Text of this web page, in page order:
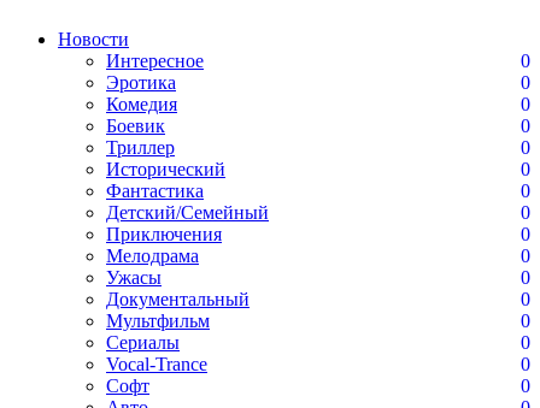
Новости
Интересное
0
Эротика
0
Комедия
0
Боевик
0
Триллер
0
Исторический
0
Фантастика
0
Детский/Семейный
0
Приключения
0
Мелодрама
0
Ужасы
0
Документальный
0
Мультфильм
0
Сериалы
0
Vocal-Trance
0
Софт
0